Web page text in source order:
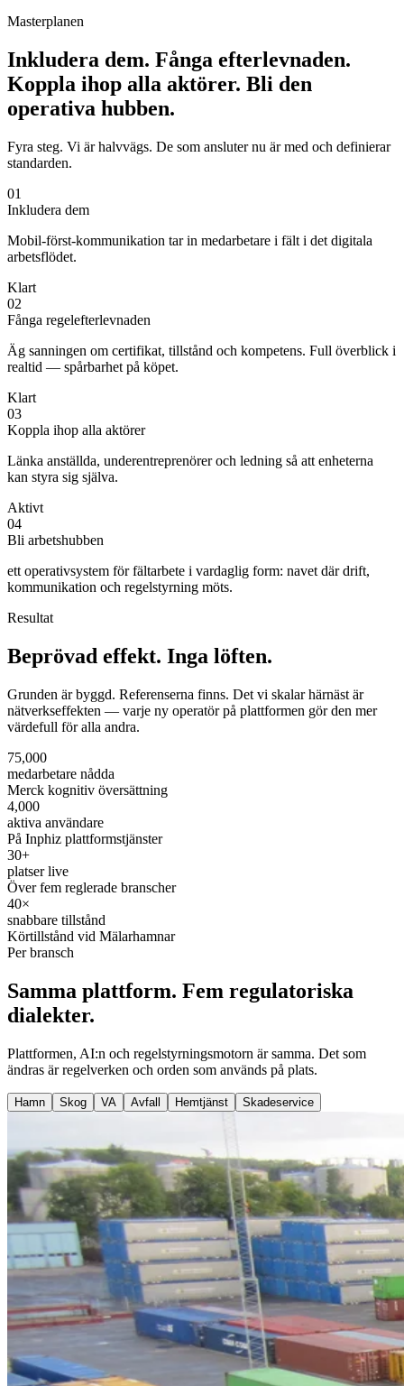
Masterplanen
Inkludera dem. Fånga efterlevnaden.
Koppla ihop alla aktörer. Bli den
operativa hubben.
Fyra steg. Vi är halvvägs. De som ansluter nu är med och definierar
standarden.
01
Inkludera dem
Mobil-först-kommunikation tar in medarbetare i fält i det digitala
arbetsflödet.
Klart
02
Fånga regelefterlevnaden
Äg sanningen om certifikat, tillstånd och kompetens. Full överblick i
realtid — spårbarhet på köpet.
Klart
03
Koppla ihop alla aktörer
Länka anställda, underentreprenörer och ledning så att enheterna
kan styra sig själva.
Aktivt
04
Bli arbetshubben
ett operativsystem för fältarbete i vardaglig form: navet där drift,
kommunikation och regelstyrning möts.
Resultat
Beprövad effekt. Inga löften.
Grunden är byggd. Referenserna finns. Det vi skalar härnäst är
nätverkseffekten — varje ny operatör på plattformen gör den mer
värdefull för alla andra.
75,000
medarbetare nådda
Merck kognitiv översättning
4,000
aktiva användare
På Inphiz plattformstjänster
30+
platser live
Över fem reglerade branscher
40×
snabbare tillstånd
Körtillstånd vid Mälarhamnar
Per bransch
Samma plattform. Fem regulatoriska
dialekter.
Plattformen, AI:n och regelstyrningsmotorn är samma. Det som
ändras är regelverken och orden som används på plats.
Hamn Skog VA Avfall Hemtjänst Skadeservice